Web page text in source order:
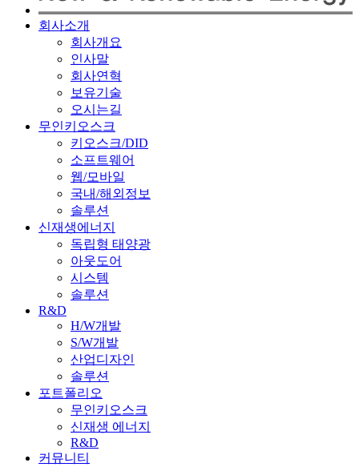
회사소개
회사개요
인사말
회사연혁
보유기술
오시는길
무인키오스크
키오스크/DID
소프트웨어
웹/모바일
국내/해외정보
솔루션
신재생에너지
독립형 태양광
아웃도어
시스템
솔루션
R&D
H/W개발
S/W개발
산업디자인
솔루션
포트폴리오
무인키오스크
신재생 에너지
R&D
커뮤니티